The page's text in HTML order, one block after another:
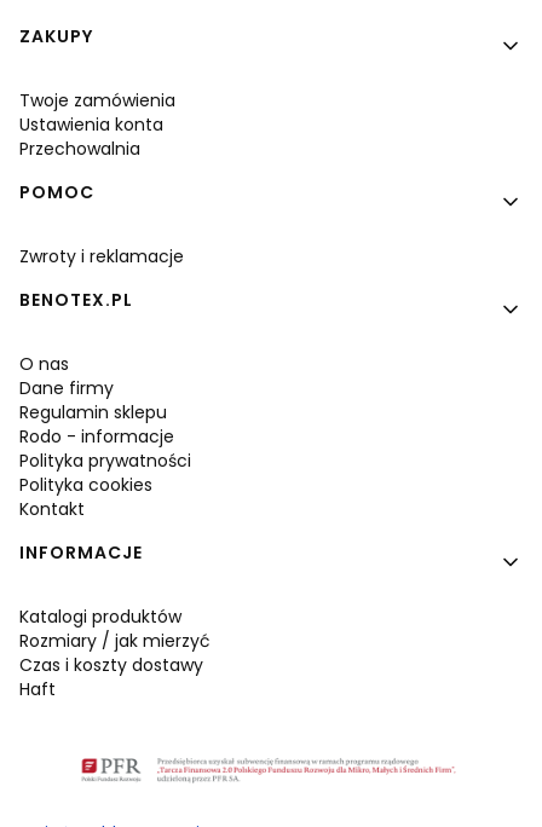
Linki w stopce
ZAKUPY
Twoje zamówienia
Ustawienia konta
Przechowalnia
POMOC
Zwroty i reklamacje
BENOTEX.PL
O nas
Dane firmy
Regulamin sklepu
Rodo - informacje
Polityka prywatności
Polityka cookies
Kontakt
INFORMACJE
Katalogi produktów
Rozmiary / jak mierzyć
Czas i koszty dostawy
Haft